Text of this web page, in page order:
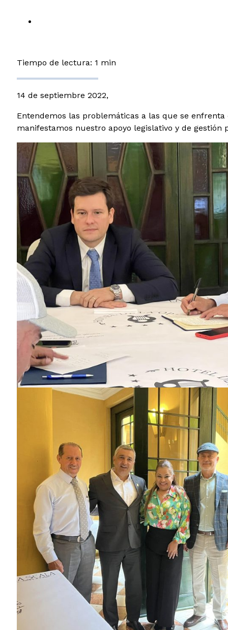
Tiempo de lectura: 1 min
14 de septiembre 2022,
Entendemos las problemáticas a las que se
manifestamos nuestro apoyo legislativo y de